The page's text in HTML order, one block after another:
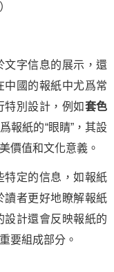
文字信息的展示，還
中國的報紙中尤爲常
特別設計，例如套色
報紙的“眼睛”，其設
價值和文化意義。
特定的信息，如報紙
讀者更好地瞭解報紙
設計還會反映報紙的
要組成部分。